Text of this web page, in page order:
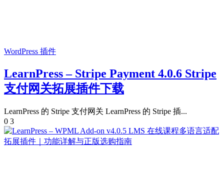
WordPress 插件
LearnPress – Stripe Payment 4.0.6 Stripe
支付网关拓展插件下载
LearnPress 的 Stripe 支付网关 LearnPress 的 Stripe 插...
0 3